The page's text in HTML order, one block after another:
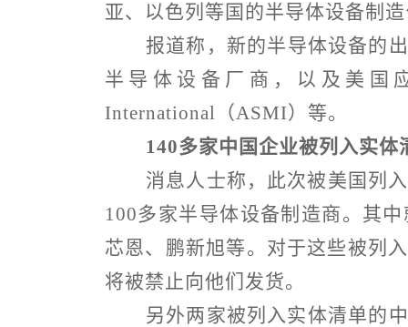
亚、以色列等国的半导体设备制
报道称，新的半导体设备的
半导体设备厂商，以及美国
International （ASMI）等。
140多家中国企业被列入实体
消息人士称，此次被美国列
100多家半导体设备制造商。其
芯恩、鹏新旭等。对于这些被列
将被禁止向他们发货。
另外两家被列入实体清单的